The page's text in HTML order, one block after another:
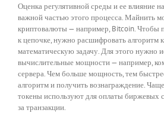
Оценка регулятивной среды и ее влияние
важной частью этого процесса. Майнить
криптовалюты — например, Bitcoin. Чтобы
к цепочке, нужно расшифровать
математическую задачу. Для этого нужно
вычислительные мощности — например,
сервера. Чем больше мощность, тем
алгоритм и получить вознаграждение.
токены используют для оплаты биржевых
за транзакции.